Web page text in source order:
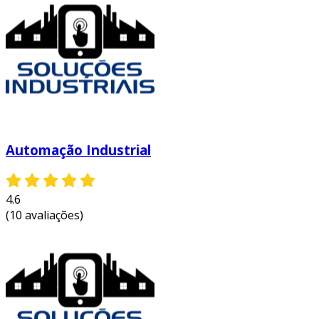
controle de temperatura
químicas, um sistema de automação pode
monitorar e regular a temperatura de
forma contínua, garantindo a qualidade
do produto.
corte automatizado: em uma
precisão e a velocidade do processo de
conveyor systems
mover materiais de um ponto a outro
trabalho.
conclusão
um projeto de automação industrial simples é
Automação Industrial
4.6
(10 avaliações)